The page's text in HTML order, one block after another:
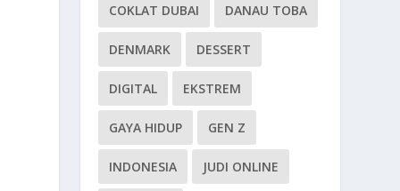
COKLAT DUBAI DANAU TOBA
DENMARK DESSERT
DIGITAL EKSTREM
GAYA HIDUP GEN Z
INDONESIA JUDI ONLINE